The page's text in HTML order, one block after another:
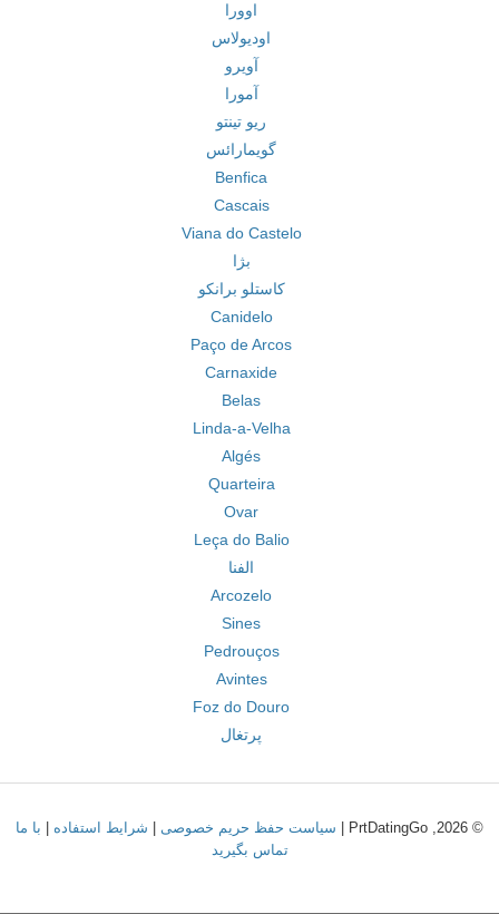
اوورا
اودیولاس
آویرو
آمورا
ریو تینتو
گویمارائس
Benfica
Cascais
Viana do Castelo
بژا
کاستلو برانکو
Canidelo
Paço de Arcos
Carnaxide
Belas
Linda-a-Velha
Algés
Quarteira
Ovar
Leça do Balio
الفنا
Arcozelo
Sines
Pedrouços
Avintes
Foz do Douro
پرتغال
© 2026, PrtDatingGo | سیاست حفظ حریم خصوصی شرایط استفاده
با ما
تماس بگیرید